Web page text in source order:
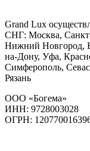
Grand Lux
СНГ: Москва, Санкт-
Нижний Новгород,
на-Дону, Уфа,
Симферополь,
Рязань
ООО «Богема»
ИНН: 9728003028
ОГРН: